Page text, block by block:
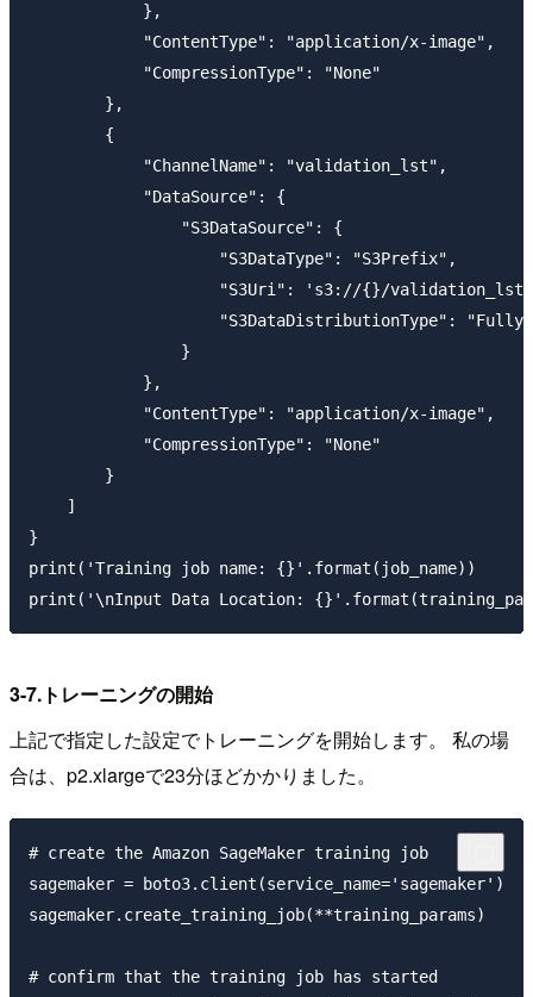
            },
            "ContentType": "application/x-image",
            "CompressionType": "None"
        },
        {
            "ChannelName": "validation_lst",
            "DataSource": {
                "S3DataSource": {
                    "S3DataType": "S3Prefix",
"S3Uri": 's3://{}/
"S3DataDistributionType":
                }
            },
            "ContentType": "application/x-image",
            "CompressionType": "None"
        }
    ]
}
print('Training job name: {}'.format(job_name))
3-7.トレーニングの開始
上記で指定した設定でトレーニングを開始します。 私の場
合は、p2.xlargeで23分ほどかかりました。
# create the Amazon SageMaker training job
sagemaker = boto3.client(service_name='sagemaker')
sagemaker.create_training_job(**training_params)
# confirm that the training job has started